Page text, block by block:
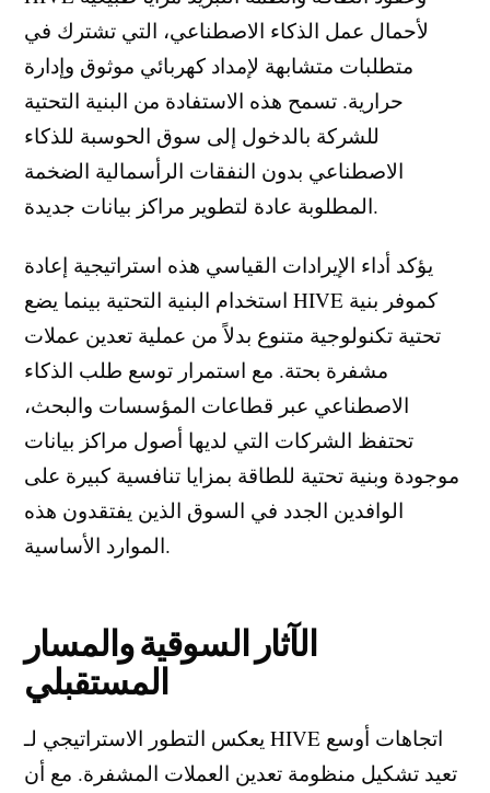
لأحمال عمل الذكاء الاصطناعي، التي تشترك في
متطلبات متشابهة لإمداد كهربائي موثوق وإدارة
حرارية. تسمح هذه الاستفادة من البنية التحتية
للشركة بالدخول إلى سوق الحوسبة للذكاء
الاصطناعي بدون النفقات الرأسمالية الضخمة
المطلوبة عادة لتطوير مراكز بيانات جديدة.
يؤكد أداء الإيرادات القياسي هذه استراتيجية إعادة
استخدام البنية التحتية بينما يضع HIVE كموفر بنية
تحتية تكنولوجية متنوع بدلاً من عملية تعدين عملات
مشفرة بحتة. مع استمرار توسع طلب الذكاء
الاصطناعي عبر قطاعات المؤسسات والبحث،
تحتفظ الشركات التي لديها أصول مراكز بيانات
موجودة وبنية تحتية للطاقة بمزايا تنافسية كبيرة على
الوافدين الجدد في السوق الذين يفتقدون هذه
الموارد الأساسية.
الآثار السوقية والمسار
المستقبلي
يعكس التطور الاستراتيجي لـ HIVE اتجاهات أوسع
تعيد تشكيل منظومة تعدين العملات المشفرة. مع أن